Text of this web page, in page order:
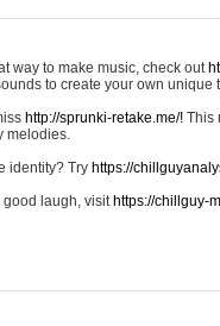
way to make music, check out
to create your own unique
http://sprunki-retake.me/! This
melodies.
identity? Try https://
good laugh, visit https://chillguy-